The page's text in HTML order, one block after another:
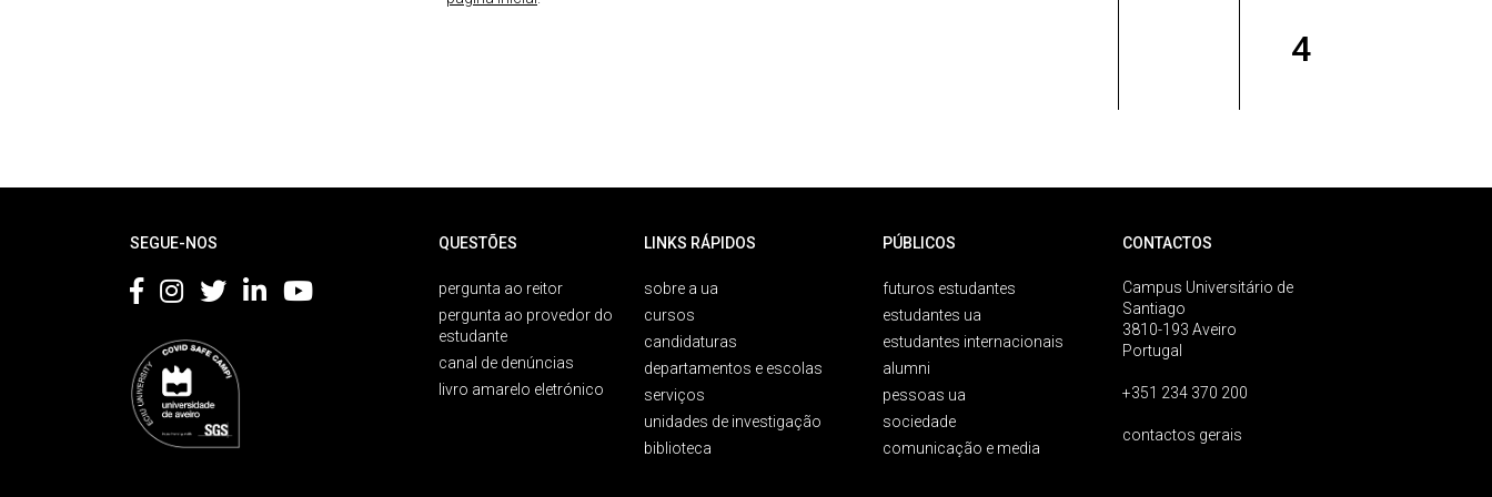
4
SEGUE-NOS QUESTÕES
pergunta ao reitor
pergunta ao provedor do
estudante
canal de denúncias
livro amarelo eletrónico
LINKS RÁPIDOS
sobre a ua
cursos
candidaturas
departamentos e escolas
serviços
unidades de investigação
biblioteca
PÚBLICOS
futuros estudantes
estudantes ua
estudantes internacionais
alumni
pessoas ua
sociedade
comunicação e media
CONTACTOS
Campus Universitário de
Santiago
3810-193 Aveiro
Portugal
+351 234 370 200
contactos gerais